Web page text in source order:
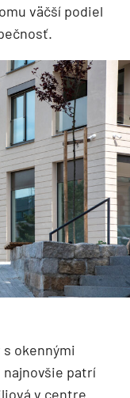
väčší podiel
okennými
najnovšie patrí
v centre